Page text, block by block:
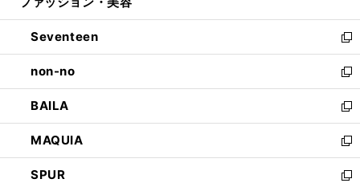
開
く
ウ
で
開
く
ン
ド
ウ
で
開
く
Seventeen
新
し
い
ウ
ィ
ン
ド
ウ
で
non-no
新
し
い
ウ
ィ
ン
ド
BAILA
新
し
い
ウ
ィ
MAQUIA
新
し
い
SPUR
新